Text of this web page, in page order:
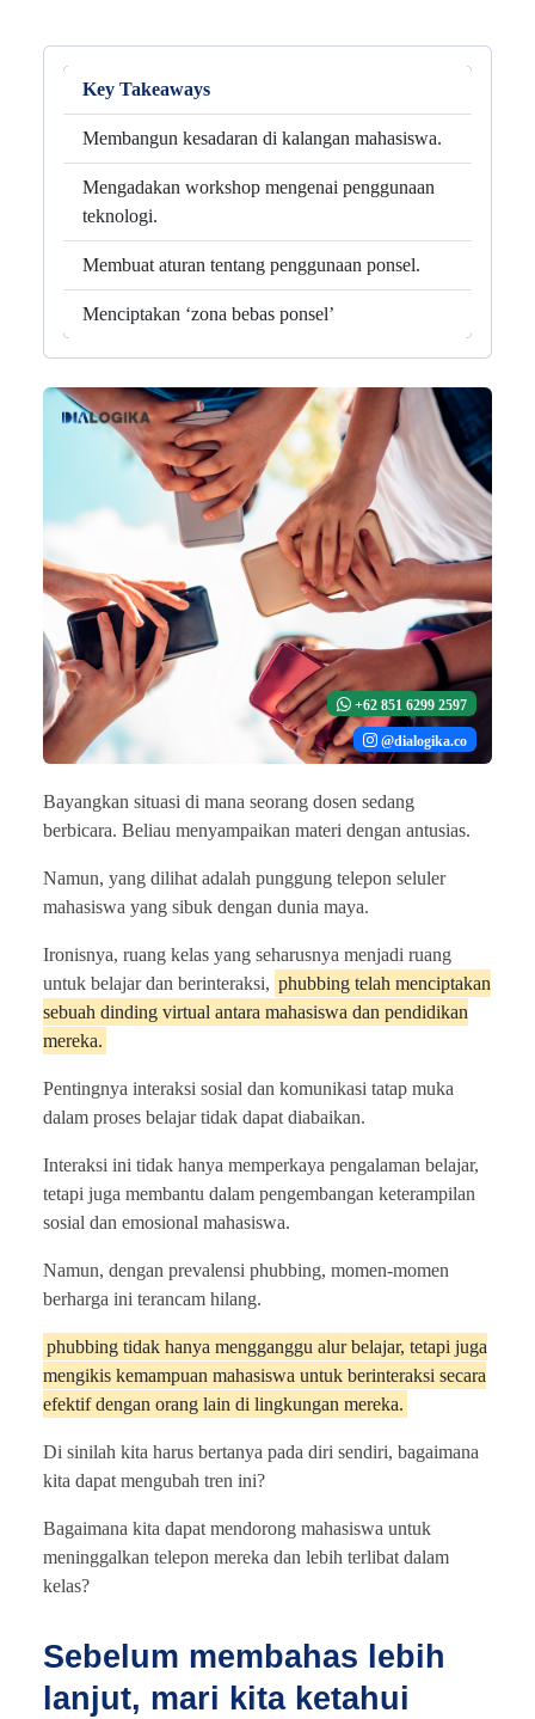
Key Takeaways
Membangun kesadaran di kalangan mahasiswa.
Mengadakan workshop mengenai penggunaan
teknologi.
Membuat aturan tentang penggunaan ponsel.
Menciptakan ‘zona bebas ponsel’
+62 851 6299 2597
@dialogika.co
Bayangkan situasi di mana seorang dosen sedang
berbicara. Beliau menyampaikan materi dengan antusias.
Namun, yang dilihat adalah punggung telepon seluler
mahasiswa yang sibuk dengan dunia maya.
Ironisnya, ruang kelas yang seharusnya menjadi ruang
untuk belajar dan berinteraksi, phubbing telah menciptakan
sebuah dinding virtual antara mahasiswa dan pendidikan
mereka.
Pentingnya interaksi sosial dan komunikasi tatap muka
dalam proses belajar tidak dapat diabaikan.
Interaksi ini tidak hanya memperkaya pengalaman belajar,
tetapi juga membantu dalam pengembangan keterampilan
sosial dan emosional mahasiswa.
Namun, dengan prevalensi phubbing, momen-momen
berharga ini terancam hilang.
phubbing tidak hanya mengganggu alur belajar, tetapi juga
mengikis kemampuan mahasiswa untuk berinteraksi secara
efektif dengan orang lain di lingkungan mereka.
Di sinilah kita harus bertanya pada diri sendiri, bagaimana
kita dapat mengubah tren ini?
Bagaimana kita dapat mendorong mahasiswa untuk
meninggalkan telepon mereka dan lebih terlibat dalam
kelas?
Sebelum membahas lebih
lanjut, mari kita ketahui